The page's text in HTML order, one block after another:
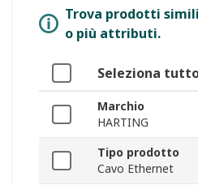
Trova prodotti
o più attributi.
Seleziona
Marchio
HARTING
Tipo prodotto
Cavo Ethernet